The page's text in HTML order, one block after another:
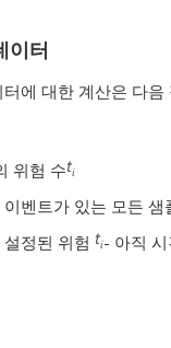
이터
에 대한 계산은 다음
위험 수
벤트가 있는 모든 샘
정된 위험
- 아직